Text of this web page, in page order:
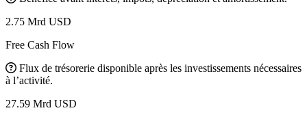
2.75 Mrd USD
Free Cash Flow
Flux de trésorerie disponible après les investissements nécessaires
à l’activité.
27.59 Mrd USD